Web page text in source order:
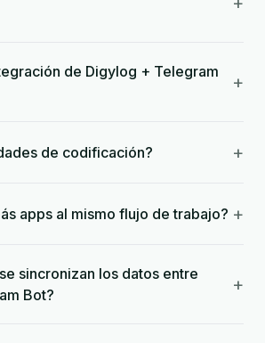
de Digylog + Telegram
+
de codificación? +
apps al mismo flujo de trabajo? +
sincronizan los datos entre
Bot?
+